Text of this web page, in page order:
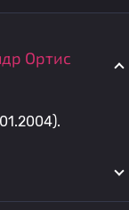
Ортис